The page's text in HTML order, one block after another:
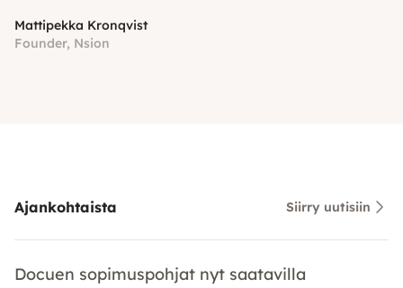
Mattipekka Kronqvist
Founder, Nsion
Ajankohtaista Siirry uutisiin
Docuen sopimuspohjat nyt saatavilla